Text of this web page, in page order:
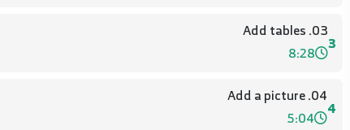
3
03. Add tables
8:28
4
04. Add a picture
5:04